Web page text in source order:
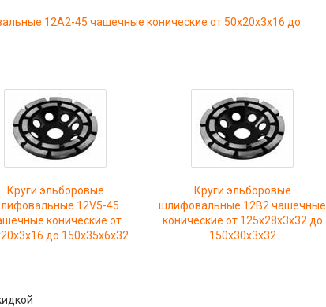
12A2-45 чашечные конические от 50х20х3х16 до
Круги эльборовые
12V5-45
конические от
до 150х35х6х32
Круги эльборовые
шлифовальные 12B2 чашечные
конические от 125х28х3х32 до
150х30х3х32